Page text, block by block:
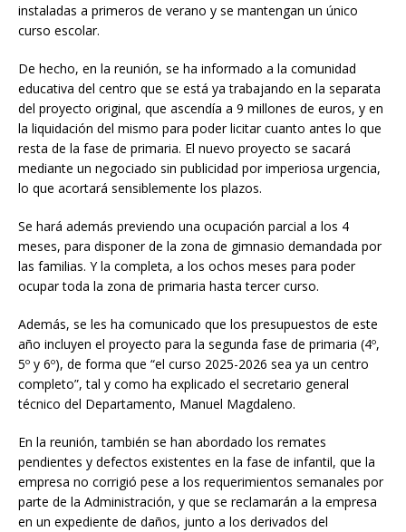
instaladas a primeros de verano y se mantengan un único
curso escolar.
De hecho, en la reunión, se ha informado a la comunidad
educativa del centro que se está ya trabajando en la separata
del proyecto original, que ascendía a 9 millones de euros, y en
la liquidación del mismo para poder licitar cuanto antes lo que
resta de la fase de primaria. El nuevo proyecto se sacará
mediante un negociado sin publicidad por imperiosa urgencia,
lo que acortará sensiblemente los plazos.
Se hará además previendo una ocupación parcial a los 4
meses, para disponer de la zona de gimnasio demandada por
las familias. Y la completa, a los ochos meses para poder
ocupar toda la zona de primaria hasta tercer curso.
Además, se les ha comunicado que los presupuestos de este
año incluyen el proyecto para la segunda fase de primaria (4º,
5º y 6º), de forma que “el curso 2025-2026 sea ya un centro
completo”, tal y como ha explicado el secretario general
técnico del Departamento, Manuel Magdaleno.
En la reunión, también se han abordado los remates
pendientes y defectos existentes en la fase de infantil, que la
empresa no corrigió pese a los requerimientos semanales por
parte de la Administración, y que se reclamarán a la empresa
en un expediente de daños, junto a los derivados del